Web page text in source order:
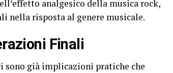
analgesico della musica rock,
nella risposta al genere musicale.
Finali
sono già implicazioni pratiche che